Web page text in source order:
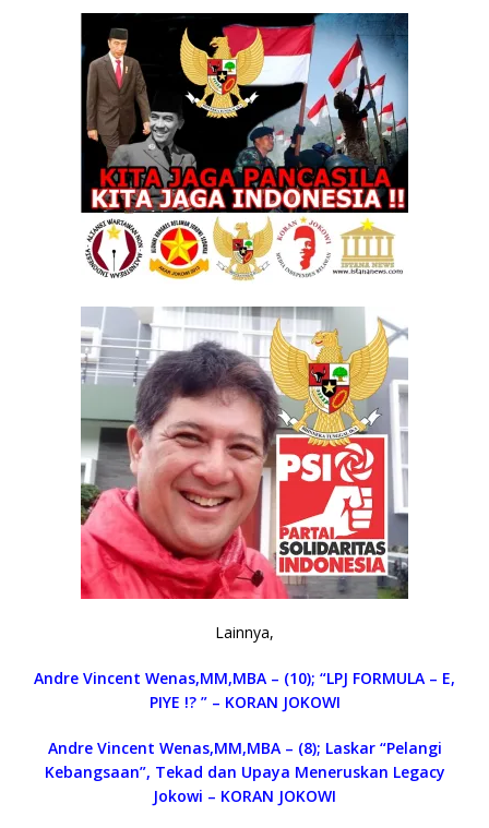
Lainnya,
Andre Vincent Wenas,MM,MBA – (10); “LPJ FORMULA – E,
PIYE !? ” – KORAN JOKOWI
Andre Vincent Wenas,MM,MBA – (8); Laskar “Pelangi
Kebangsaan”, Tekad dan Upaya Meneruskan Legacy
Jokowi – KORAN JOKOWI